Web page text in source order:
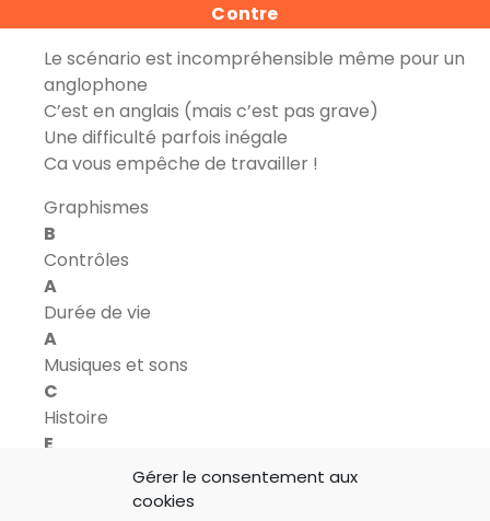
Gérer le consentement aux
cookies
Contre
Le scénario est incompréhensible même pour un
anglophone
C’est en anglais (mais c’est pas grave)
Une difficulté parfois inégale
Ca vous empêche de travailler !
Graphismes
B
Contrôles
A
Durée de vie
A
Musiques et sons
C
Histoire
E
Notre note